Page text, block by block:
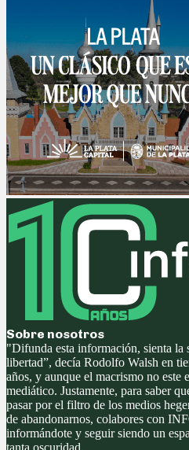
Sobre nosotros
"Difunda esta información, sienta la
libertad”, decía Rodolfo Walsh en
años, y aunque el macrismo no
mediático. Justamente, para saber
pasar por el filtro de los medios
de abandonarnos, colabores con
informándote y seguir siendo un
tanta oscuridad.